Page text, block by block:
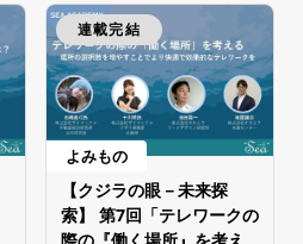
連載完結
よみもの
【クジラの眼－未来探
索】 第7回「テレワークの
際の『働く場所』を考え